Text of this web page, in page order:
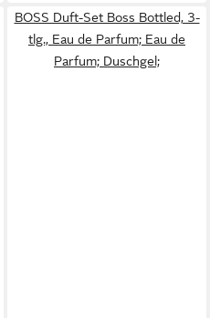
BOSS Duft-Set Boss Bottled, 3-
tlg., Eau de Parfum; Eau de
Parfum; Duschgel;